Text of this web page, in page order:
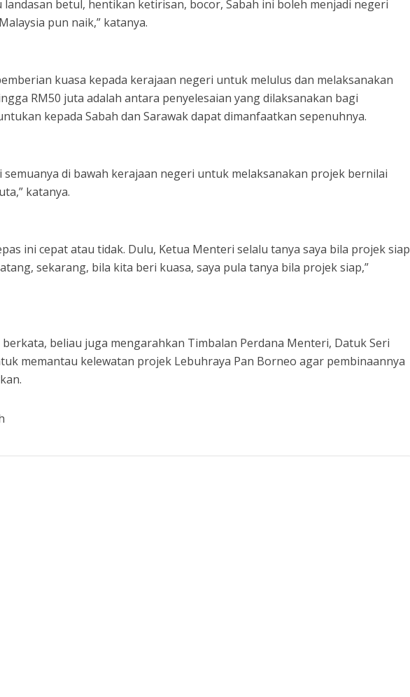
landasan betul, hentikan ketirisan, bocor, Sabah ini boleh menjadi negeri
pun naik,” katanya.
kuasa kepada kerajaan negeri untuk melulus dan melaksanakan
RM50 juta adalah antara penyelesaian yang dilaksanakan bagi
kepada Sabah dan Sarawak dapat dimanfaatkan sepenuhnya.
semuanya di bawah kerajaan negeri untuk melaksanakan projek bernilai
katanya.
ini cepat atau tidak. Dulu, Ketua Menteri selalu tanya saya bila projek siap
sekarang, bila kita beri kuasa, saya pula tanya bila projek siap,”
beliau juga mengarahkan Timbalan Perdana Menteri, Datuk Seri
memantau kelewatan projek Lebuhraya Pan Borneo agar pembinaannya